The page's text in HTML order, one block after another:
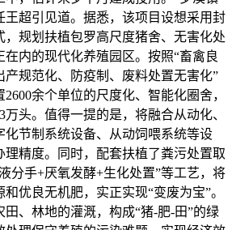
王超引见道。据悉，该项目设想采用封
，规划扶植包罗高尺度猪舍、无害化处
内的现代化养殖园区。按照“畜禽良
规范化、防疫制、废料处置无害化”
余个单位的尺度化、智能化圈舍，
头。值得一提的是，将融合从动化、
化节制系统设备、从动饲喂系统等设
理精度。同时，配套扶植了粪污处置取
分手+厌氧发酵+生化处置”等工艺，将
优良无机肥，实正实现“变废为宝”。
、林地的灌溉，构成“猪-肥-田”的绿